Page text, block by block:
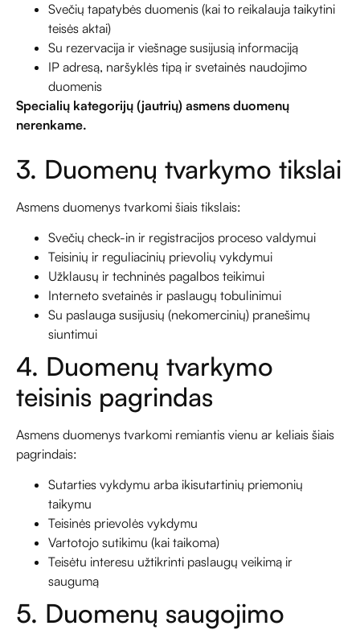
Svečių tapatybės duomenis (kai to reikalauja taikytini
teisės aktai)
Su rezervacija ir viešnage susijusią informaciją
IP adresą, naršyklės tipą ir svetainės naudojimo
duomenis
Specialių kategorijų (jautrių) asmens duomenų
nerenkame.
3. Duomenų tvarkymo tikslai
Asmens duomenys tvarkomi šiais tikslais:
Svečių check-in ir registracijos proceso valdymui
Teisinių ir reguliacinių prievolių vykdymui
Užklausų ir techninės pagalbos teikimui
Interneto svetainės ir paslaugų tobulinimui
Su paslauga susijusių (nekomercinių) pranešimų
siuntimui
4. Duomenų tvarkymo
teisinis pagrindas
Asmens duomenys tvarkomi remiantis vienu ar keliais šiais
pagrindais:
Sutarties vykdymu arba ikisutartinių priemonių
taikymu
Teisinės prievolės vykdymu
Vartotojo sutikimu (kai taikoma)
Teisėtu interesu užtikrinti paslaugų veikimą ir
saugumą
5. Duomenų saugojimo